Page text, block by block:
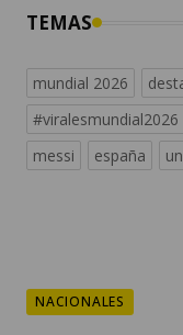
TEMAS
mundial 2026
#viralesmundial2026
messi
españa
NACIONALES